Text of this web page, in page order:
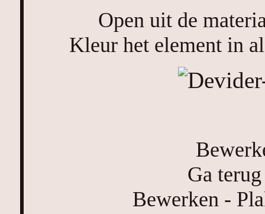
Open uit de
Kleur het element in
Ga
Bewerken -